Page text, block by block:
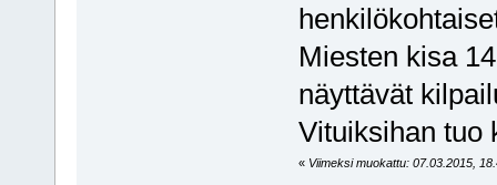
Miesten kisa
näyttävät
Vituiksihan tuo
« Viimeksi muokattu: 07.03.2015,